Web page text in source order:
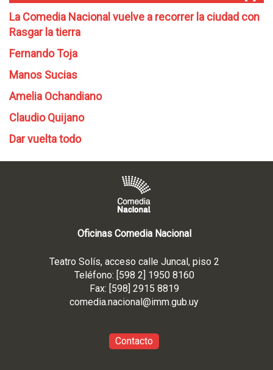
La Comedia Nacional vuelve a recorrer la ciudad con
Rasgar la tierra
Fernando Toja
Manos Sucias
Amelia Ochandiano
Claudio Quijano
Dar vuelta todo
Oficinas Comedia Nacional
Teatro Solís, acceso calle Juncal, piso 2
Teléfono: [598 2] 1950 8160
Fax: [598] 2915 8819
comedia.nacional@imm.gub.uy
Contacto